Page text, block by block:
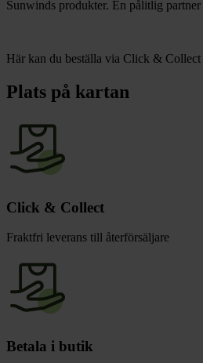
Sunwinds produkter. En pålitlig
Här kan du beställa via Click &
Plats på kartan
Click & Collect
Fraktfri leverans till återförsäljare
Betala i butik